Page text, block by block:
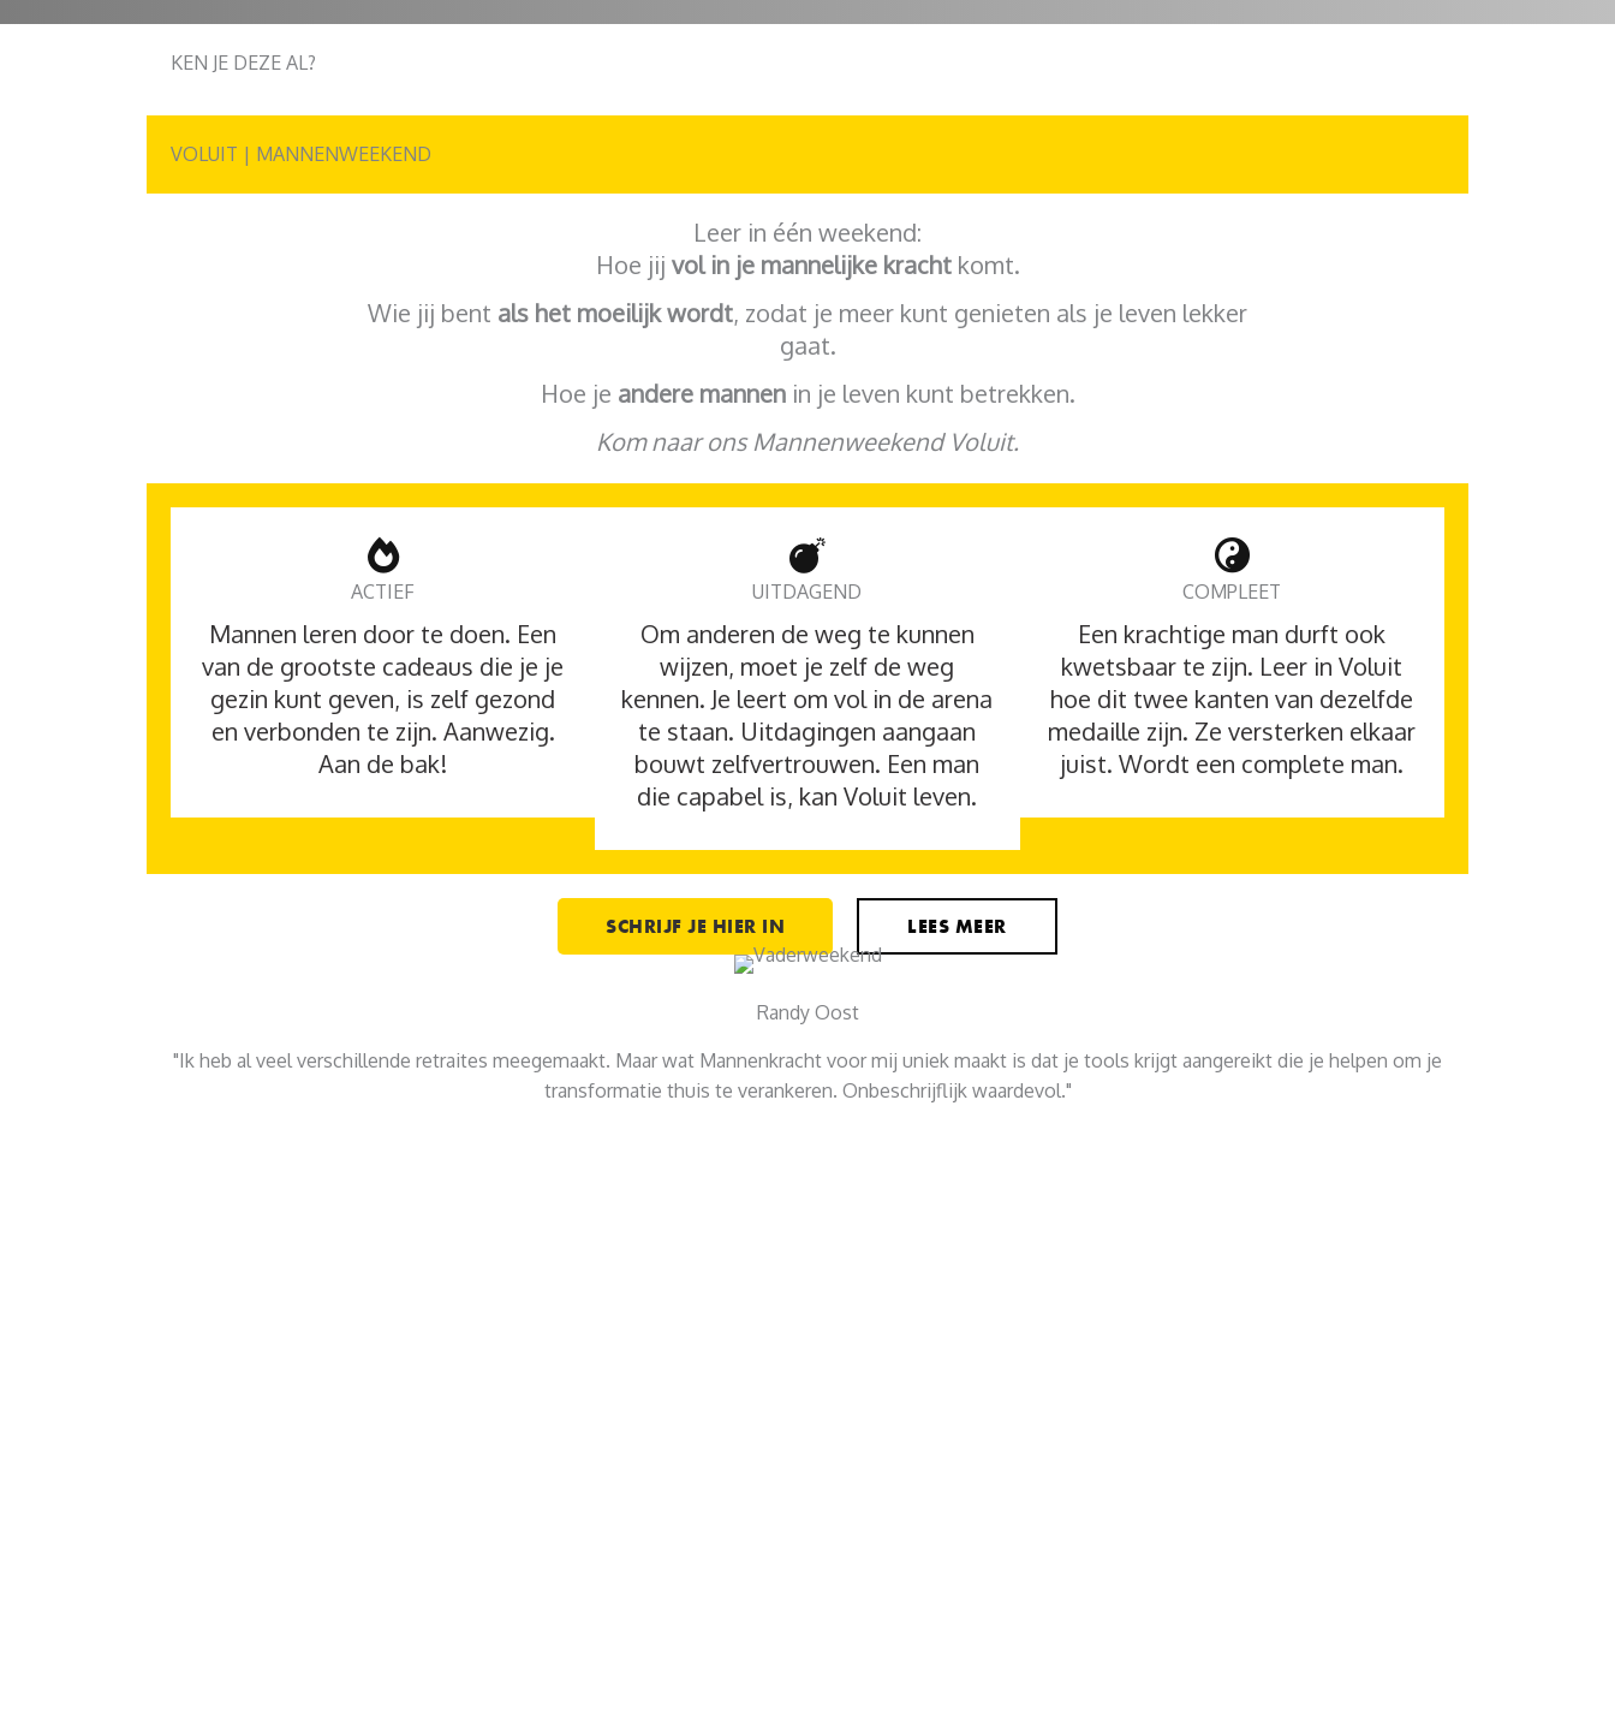
KEN JE DEZE AL?
VOLUIT | MANNENWEEKEND
Leer in één weekend:
Hoe jij vol in je mannelijke krachtkomt.
Wie jij bent als het moeilijk wordt, zodat je meer kunt genieten als je leven lekker
gaat.
Hoe je andere mannenin je leven kunt betrekken.
Kom naar ons Mannenweekend Voluit.
ACTIEF
Mannen leren door te doen. Een
van de grootste cadeaus die je je
gezin kunt geven, is zelf gezond
en verbonden te zijn. Aanwezig.
Aan de bak!
UITDAGEND
Om anderen de weg te kunnen
wijzen, moet je zelf de weg
kennen. Je leert om vol in de arena
te staan. Uitdagingen aangaan
bouwt zelfvertrouwen. Een man
die capabel is, kan Voluit leven.
COMPLEET
Een krachtige man durft ook
kwetsbaar te zijn. Leer in Voluit
hoe dit twee kanten van dezelfde
medaille zijn. Ze versterken elkaar
juist. Wordt een complete man.
SCHRIJF JE HIER IN LEES MEER
Randy Oost
"Ik heb al veel verschillende retraites meegemaakt. Maar wat Mannenkracht voor mij uniek maakt is dat je tools krijgt aangereikt die je helpen om je
transformatie thuis te verankeren. Onbeschrijflijk waardevol."